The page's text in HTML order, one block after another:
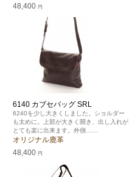
48,400 円
6140 カブセバッグ SRL
6240を少し大きくしました。ショルダー
も太めに。上部が大きく開き、出し入れが
とても楽に出来ます。外側……
オリジナル鹿革
48,400 円